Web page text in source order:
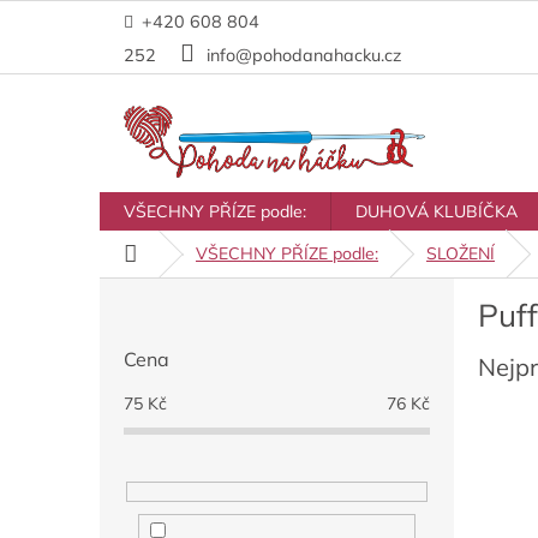
+420 608 804
252
info@pohodanahacku.cz
VŠECHNY PŘÍZE podle: DUHOVÁ KLUBÍČKA
Domů VŠECHNY PŘÍZE podle: SLOŽENÍ
Cena
75 Kč 76 Kč